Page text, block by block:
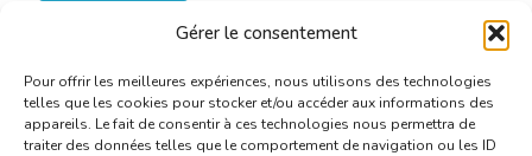
Gérer le consentement
Pour offrir les meilleures expériences, nous utilisons des technologies
telles que les cookies pour stocker et/ou accéder aux informations des
appareils. Le fait de consentir à ces technologies nous permettra de
traiter des données telles que le comportement de navigation ou les ID